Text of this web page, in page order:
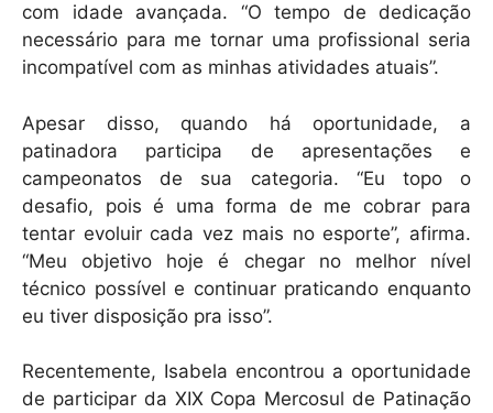
com idade avançada. “O tempo de dedicação
necessário para me tornar uma profissional seria
incompatível com as minhas atividades atuais”.
Apesar disso, quando há oportunidade, a
patinadora participa de apresentações e
campeonatos de sua categoria. “Eu topo o
desafio, pois é uma forma de me cobrar para
tentar evoluir cada vez mais no esporte”, afirma.
“Meu objetivo hoje é chegar no melhor nível
técnico possível e continuar praticando enquanto
eu tiver disposição pra isso”.
Recentemente, Isabela encontrou a oportunidade
de participar da XIX Copa Mercosul de Patinação